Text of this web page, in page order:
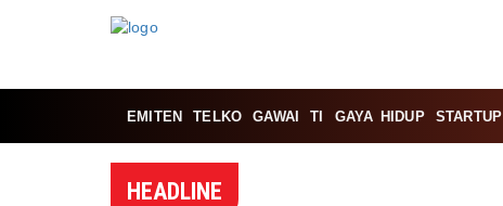
EMITEN TELKO GAWAI TI GAYA HIDUP STARTUP
HEADLINE